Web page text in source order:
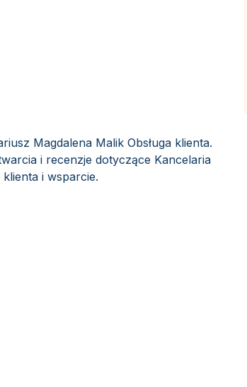
Magdalena Malik Obsługa klienta.
i recenzje dotyczące Kancelaria
i wsparcie.